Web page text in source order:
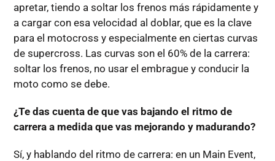
apretar, tiendo a soltar los frenos más rápidamente y
a cargar con esa velocidad al doblar, que es la clave
para el motocross y especialmente en ciertas curvas
de supercross. Las curvas son el 60% de la carrera:
soltar los frenos, no usar el embrague y conducir la
moto como se debe.
¿Te das cuenta de que vas bajando el ritmo de
carrera a medida que vas mejorando y madurando?
Sí, y hablando del ritmo de carrera: en un Main Event,